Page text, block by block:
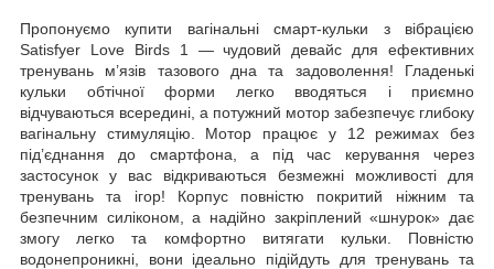
Пропонуємо купити вагінальні смарт-кульки з вібрацією
Satisfyer Love Birds 1 — чудовий девайс для ефективних
тренувань м’язів тазового дна та задоволення! Гладенькі
кульки обтічної форми легко вводяться і приємно
відчуваються всередині, а потужний мотор забезпечує глибоку
вагінальну стимуляцію. Мотор працює у 12 режимах без
під’єднання до смартфона, а під час керування через
застосунок у вас відкриваються безмежні можливості для
тренувань та ігор! Корпус повністю покритий ніжним та
безпечним силіконом, а надійно закріплений «шнурок» дає
змогу легко та комфортно витягати кульки. Повністю
водонепроникні, вони ідеально підійдуть для тренувань та